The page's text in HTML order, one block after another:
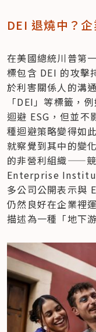
DEI 退燒中？
在美國總統川普第
標包含 DEI 的攻擊
於利害關係人的溝
「DEI」等標籤，
迴避 ESG，但並不
種迴避策略變得如
就察覺到其中的變
的非營利組織——
Enterprise
多公司公開表示與
仍然良好在企業裡
描述為一種「地下